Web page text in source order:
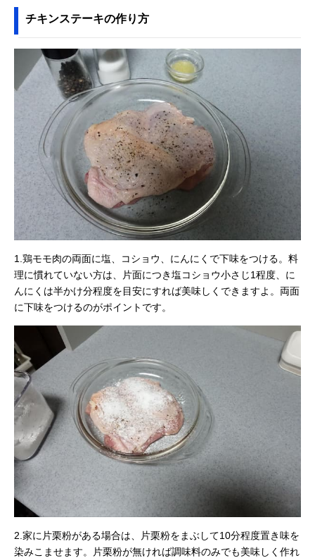
チキンステーキの作り方
1.鶏モモ肉の両面に塩、コショウ、にんにくで下味をつける。料
理に慣れていない方は、片面につき塩コショウ小さじ1程度、に
んにくは半かけ分程度を目安にすれば美味しくできますよ。両面
に下味をつけるのがポイントです。
2.家に片栗粉がある場合は、片栗粉をまぶして10分程度置き味を
染みこませます。片栗粉が無ければ調味料のみでも美味しく作れ